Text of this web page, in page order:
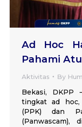
Ad Hoc
Pahami
Aktivitas By
Bekasi, DKPP
tingkat ad hoc,
(PPK) dan
(Panwascam),